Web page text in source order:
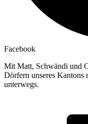
Facebook
Mit Matt, Schwändi und
Dörfern unseres
unterwegs.